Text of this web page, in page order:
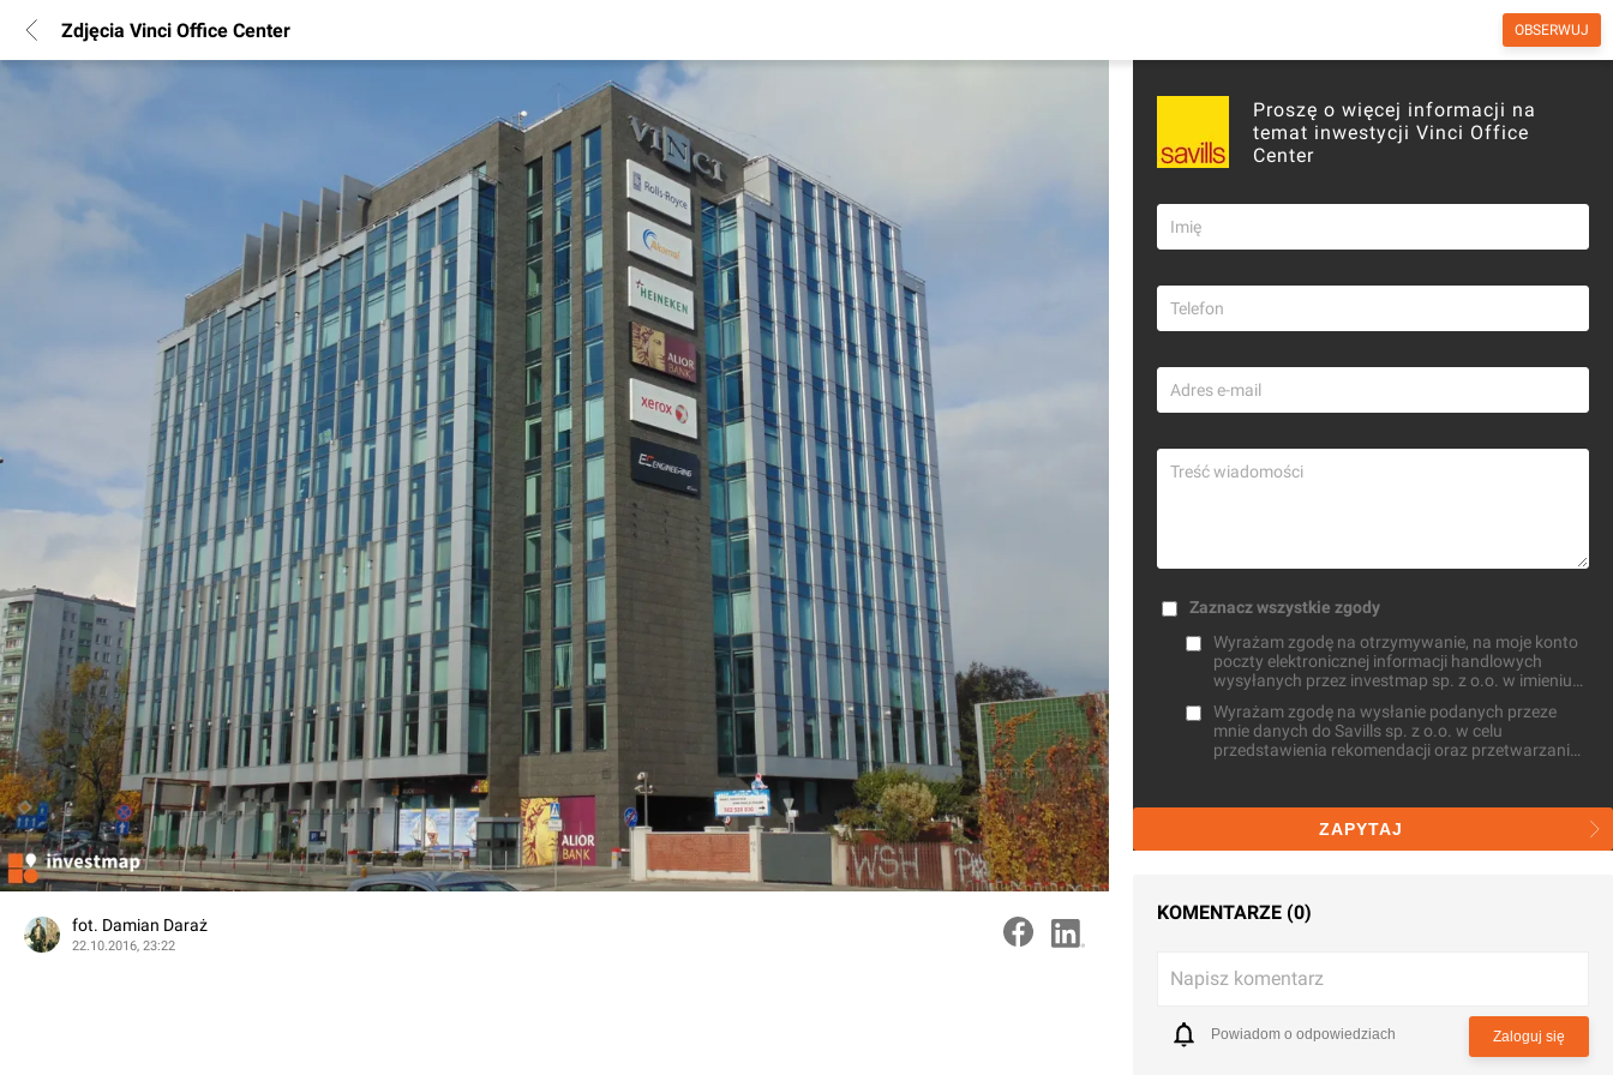
Biura Wiadomości
Wrocław
Kraków
Katowice
Lublin
Łódź Szczecin
Polityka Prywatności
Kontakt
Marketing nieruchomości
Zdjęcia Vinci Office Center OBSERWUJ
fot. Damian Daraż
22.10.2016, 23:22
Proszę o więcej informacji na
temat inwestycji Vinci Office
Center
Zaznacz wszystkie zgody
Wyrażam zgodę na otrzymywanie, na moje konto
poczty elektronicznej informacji handlowych
wysyłanych przez investmap sp. z o.o. w imieniu
Wyrażam zgodę na wysłanie podanych przeze
mnie danych do Savills sp. z o.o. w celu
przedstawienia rekomendacji oraz przetwarzaniu
ZAPYTAJ
KOMENTARZE (0)
Napisz komentarz
Powiadom o odpowiedziach Zaloguj się